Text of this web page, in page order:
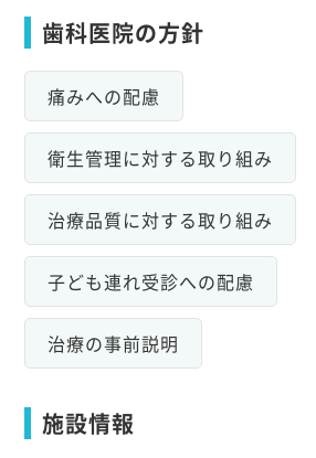
歯科医院の方針
痛みへの配慮
衛生管理に対する取り組み
治療品質に対する取り組み
子ども連れ受診への配慮
治療の事前説明
施設情報